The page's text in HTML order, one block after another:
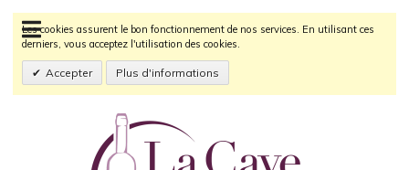
Les cookies assurent le bon fonctionnement de nos services. En utilisant ces
derniers, vous acceptez l'utilisation des cookies.
Accepter Plus d'informations